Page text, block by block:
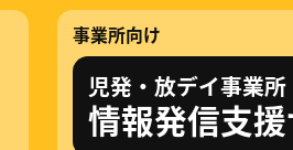
事業所向け
児発・放デイ事業所
情報発信支